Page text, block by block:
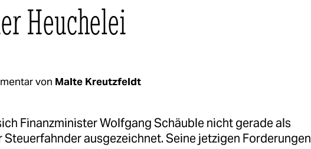
Heuchelei
von Malte Kreutzfeldt
Finanzminister Wolfgang Schäuble nicht gerade als
Steuerfahnder ausgezeichnet. Seine jetzigen Forderungen